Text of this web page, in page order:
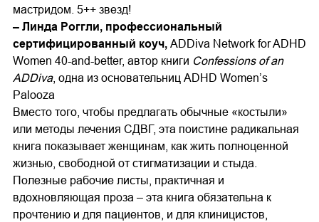
мастридом. 5++ звезд!
– Линда Роггли, профессиональный
сертифицированный коуч, ADDiva Network for ADHD
Women 40-and-better, автор книги Confessions of an
ADDiva, одна из основательниц ADHD Women’s
Palooza
Вместо того, чтобы предлагать обычные «костыли»
или методы лечения СДВГ, эта поистине радикальная
книга показывает женщинам, как жить полноценной
жизнью, свободной от стигматизации и стыда.
Полезные рабочие листы, практичная и
вдохновляющая проза – эта книга обязательна к
прочтению и для пациентов, и для клиницистов,